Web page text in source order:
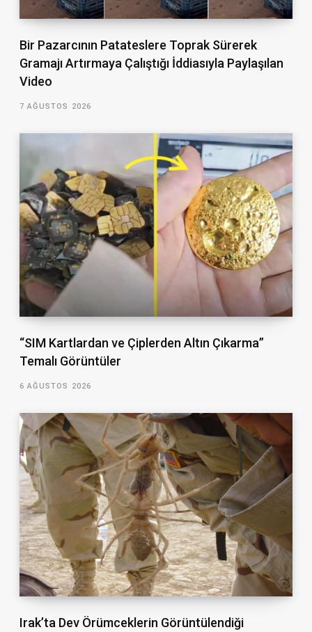
Bir Pazarcının Patateslere Toprak Sürerek
Gramajı Artırmaya Çalıştığı İddiasıyla Paylaşılan
Video
7 AĞUSTOS 2026
“SIM Kartlardan ve Çiplerden Altın Çıkarma”
Temalı Görüntüler
6 AĞUSTOS 2026
Irak’ta Dev Örümceklerin Görüntülendiği